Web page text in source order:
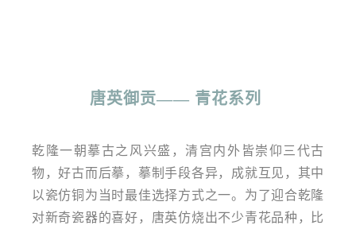
唐英御贡—— 青花系列
乾隆一朝摹古之风兴盛，清宫内外皆崇仰三代古
物，好古而后摹，摹制手段各异，成就互见，其中
以瓷仿铜为当时最佳选择方式之一。为了迎合乾隆
对新奇瓷器的喜好，唐英仿烧出不少青花品种，比